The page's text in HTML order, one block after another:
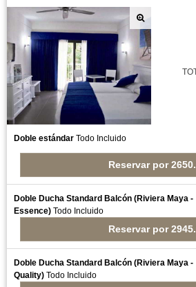
Doble estándar Todo Incluido
Reservar por
Doble Ducha Standard Balcón (Riviera Maya -
Essence) Todo Incluido
Reservar por
Doble Ducha Standard Balcón (Riviera Maya -
Quality) Todo Incluido